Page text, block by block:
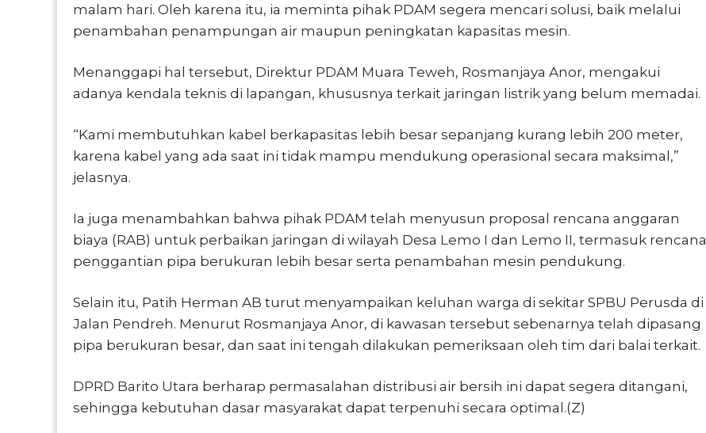
malam hari. Oleh karena itu, ia meminta pihak PDAM segera mencari solusi, baik melalui
penambahan penampungan air maupun peningkatan kapasitas mesin.
Menanggapi hal tersebut, Direktur PDAM Muara Teweh, Rosmanjaya Anor, mengakui
adanya kendala teknis di lapangan, khususnya terkait jaringan listrik yang belum memadai.
“Kami membutuhkan kabel berkapasitas lebih besar sepanjang kurang lebih 200 meter,
karena kabel yang ada saat ini tidak mampu mendukung operasional secara maksimal,”
jelasnya.
Ia juga menambahkan bahwa pihak PDAM telah menyusun proposal rencana anggaran
biaya (RAB) untuk perbaikan jaringan di wilayah Desa Lemo I dan Lemo II, termasuk rencana
penggantian pipa berukuran lebih besar serta penambahan mesin pendukung.
Selain itu, Patih Herman AB turut menyampaikan keluhan warga di sekitar SPBU Perusda di
Jalan Pendreh. Menurut Rosmanjaya Anor, di kawasan tersebut sebenarnya telah dipasang
pipa berukuran besar, dan saat ini tengah dilakukan pemeriksaan oleh tim dari balai terkait.
DPRD Barito Utara berharap permasalahan distribusi air bersih ini dapat segera ditangani,
sehingga kebutuhan dasar masyarakat dapat terpenuhi secara optimal.(Z)